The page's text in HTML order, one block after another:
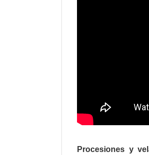
Procesiones y